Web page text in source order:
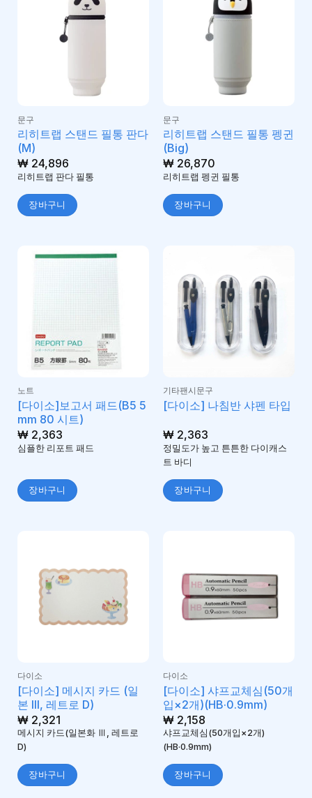
문구
리히트랩 스탠드 필통 판다
(M)
₩24,896
리히트랩 판다 필통
장바구니
문구
리히트랩 스탠드 필통 펭귄
(Big)
₩26,870
리히트랩 펭귄 필통
장바구니
노트
[다이소]보고서 패드(B5 5
mm 80 시트)
₩2,363
심플한 리포트 패드
장바구니
기타팬시문구
[다이소] 나침반 샤펜 타입
₩2,363
정밀도가 높고 튼튼한 다이캐스
트 바디
장바구니
다이소
[다이소] 메시지 카드 (일
본 III, 레트로 D)
₩2,321
메시지 카드(일본화 Ⅲ, 레트로
D)
장바구니
다이소
[다이소] 샤프교체심(50개
입×2개)(HB·0.9mm)
₩2,158
샤프교체심(50개입×2개)
(HB·0.9mm)
장바구니